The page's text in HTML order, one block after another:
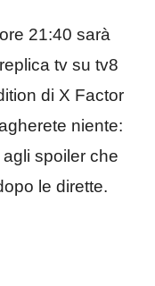
21:40 sarà
tv su tv8
di X Factor
niente:
spoiler che
le dirette.